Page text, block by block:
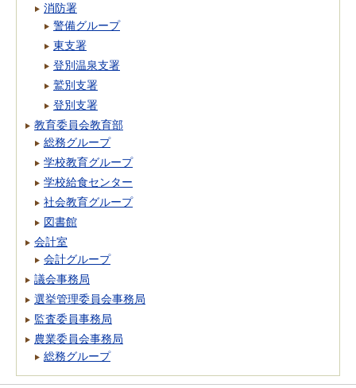
消防署
警備グループ
東支署
登別温泉支署
鷲別支署
登別支署
教育委員会教育部
総務グループ
学校教育グループ
学校給食センター
社会教育グループ
図書館
会計室
会計グループ
議会事務局
選挙管理委員会事務局
監査委員事務局
農業委員会事務局
総務グループ